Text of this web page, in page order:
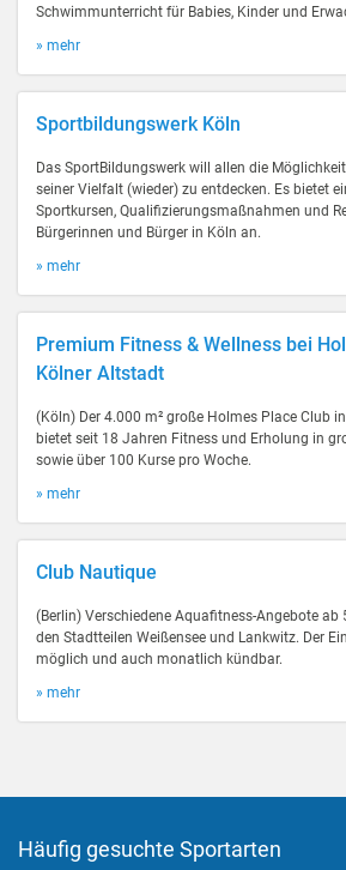
Schwimmunterricht für Babies, Kinder und
» mehr
Sportbildungswerk Köln
Das SportBildungswerk will allen die Möglichkeit
seiner Vielfalt (wieder) zu entdecken. Es bietet
Sportkursen, Qualifizierungsmaßnahmen und
Bürgerinnen und Bürger in Köln an.
» mehr
Premium Fitness & Wellness bei
Kölner Altstadt
(Köln) Der 4.000 m² große Holmes Place Club
bietet seit 18 Jahren Fitness und Erholung in
sowie über 100 Kurse pro Woche.
» mehr
Club Nautique
(Berlin) Verschiedene Aquafitness-Angebote ab
den Stadtteilen Weißensee und Lankwitz. Der
möglich und auch monatlich kündbar.
» mehr
Häufig gesuchte Sportarten